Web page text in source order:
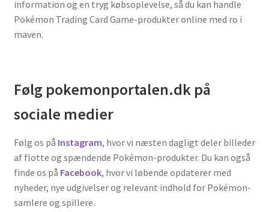
information og en tryg købsoplevelse, så du kan handle
Pokémon Trading Card Game-produkter online med ro i
maven.
Følg pokemonportalen.dk på
sociale medier
Følg os på Instagram, hvor vi næsten dagligt deler billeder
af flotte og spændende Pokémon-produkter. Du kan også
finde os på Facebook, hvor vi løbende opdaterer med
nyheder, nye udgivelser og relevant indhold for Pokémon-
samlere og spillere.